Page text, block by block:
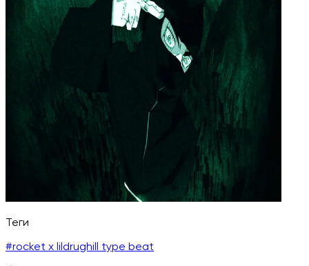
Теги
#rocket x lildrughill type beat